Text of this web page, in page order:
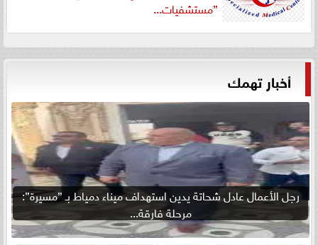
”مستشفيات...
أخبار تهمك
رجل الأعمال عادل شحاتة يدين استهداف ميناء دمياط بـ ”مسيرة”:
مرحلة فارقة...